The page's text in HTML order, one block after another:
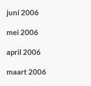
juni 2006
mei 2006
april 2006
maart 2006